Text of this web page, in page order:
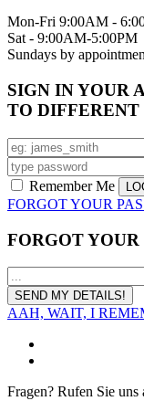
Mon-Fri 9:00AM -
Sat - 9:00AM-5:00PM
Sundays by
SIGN IN YOUR
TO DIFFERENT
Remember Me
FORGOT YOUR
FORGOT
AAH, WAIT, I
Fragen? Rufen Sie uns